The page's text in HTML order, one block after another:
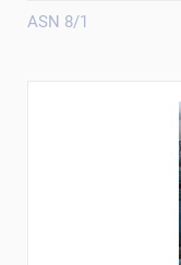
ASN 8/1